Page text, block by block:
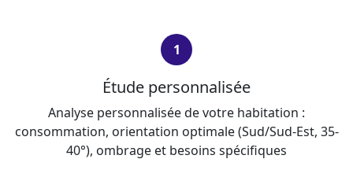
1
Étude personnalisée
Analyse personnalisée de votre habitation :
consommation, orientation optimale (Sud/Sud-Est, 35-
40°), ombrage et besoins spécifiques